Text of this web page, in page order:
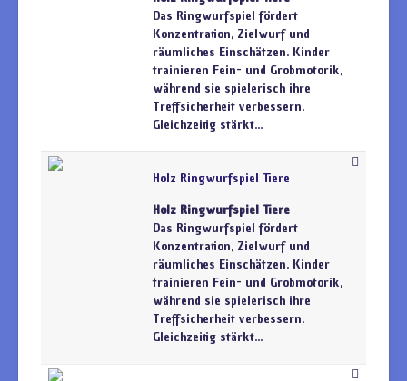
Das Ringwurfspiel fördert
Konzentration, Zielwurf und
räumliches Einschätzen. Kinder
trainieren Fein- und Grobmotorik,
während sie spielerisch ihre
Treffsicherheit verbessern.
Gleichzeitig stärkt...
Holz Ringwurfspiel Tiere
Holz Ringwurfspiel Tiere
Das Ringwurfspiel fördert
Konzentration, Zielwurf und
räumliches Einschätzen. Kinder
trainieren Fein- und Grobmotorik,
während sie spielerisch ihre
Treffsicherheit verbessern.
Gleichzeitig stärkt...